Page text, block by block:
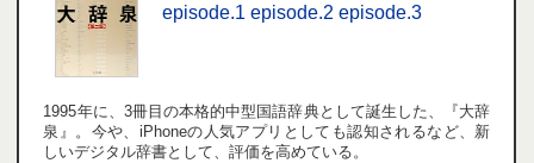
episode.1 episode.2 episode.3
1995年に、3冊目の本格的中型国語辞典として誕生した、『大辞
泉』。今や、iPhoneの人気アプリとしても認知されるなど、新
しいデジタル辞書として、評価を高めている。